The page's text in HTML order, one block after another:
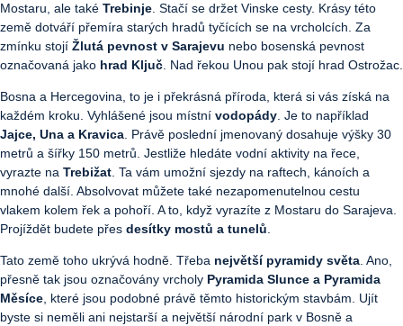
Mostaru, ale také Trebinje. Stačí se držet Vinske cesty. Krásy této
země dotváří přemíra starých hradů tyčících se na vrcholcích. Za
zmínku stojí Žlutá pevnost v Sarajevu nebo bosenská pevnost
označovaná jako hrad Ključ. Nad řekou Unou pak stojí hrad Ostrožac.
Bosna a Hercegovina, to je i překrásná příroda, která si vás získá na
každém kroku. Vyhlášené jsou místní vodopády. Je to například
Jajce, Una a Kravica. Právě poslední jmenovaný dosahuje výšky 30
metrů a šířky 150 metrů. Jestliže hledáte vodní aktivity na řece,
vyrazte na Trebižat. Ta vám umožní sjezdy na raftech, kánoích a
mnohé další. Absolvovat můžete také nezapomenutelnou cestu
vlakem kolem řek a pohoří. A to, když vyrazíte z Mostaru do Sarajeva.
Projíždět budete přes desítky mostů a tunelů.
Tato země toho ukrývá hodně. Třeba největší pyramidy světa. Ano,
přesně tak jsou označovány vrcholy Pyramida Slunce a Pyramida
Měsíce, které jsou podobné právě těmto historickým stavbám. Ujít
byste si neměli ani nejstarší a největší národní park v Bosně a